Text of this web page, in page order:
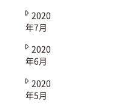
2020
年7月
2020
年6月
2020
年5月